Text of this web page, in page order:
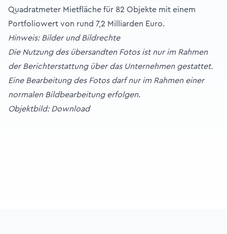
Quadratmeter Mietfläche für 82 Objekte mit einem
Portfoliowert von rund 7,2 Milliarden Euro.
Hinweis: Bilder und Bildrechte
Die Nutzung des übersandten Fotos ist nur im Rahmen
der Berichterstattung über das Unternehmen gestattet.
Eine Bearbeitung des Fotos darf nur im Rahmen einer
normalen Bildbearbeitung erfolgen.
Objektbild: Download